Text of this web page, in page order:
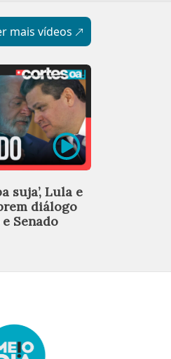
mais vídeos
suja’, Lula e
diálogo
Senado